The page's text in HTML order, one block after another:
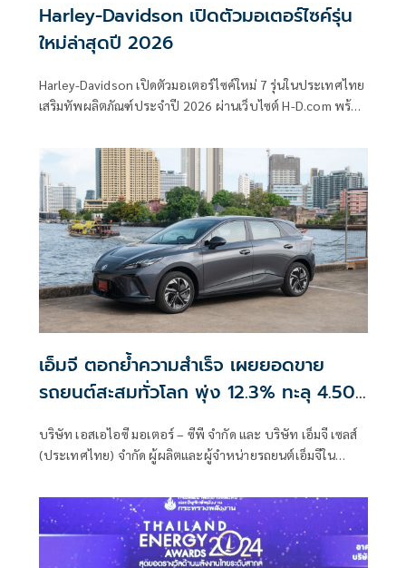
Harley-Davidson เปิดตัวมอเตอร์ไซค์รุ่น
ใหม่ล่าสุดปี 2026
Harley-Davidson เปิดตัวมอเตอร์ไซค์ใหม่ 7 รุ่นในประเทศไทย
เสริมทัพผลิตภัณฑ์ประจำปี 2026 ผ่านเว็บไซต์ H-D.com พร้อม
เอ็มจี ตอกย้ำความสำเร็จ เผยยอดขาย
รถยนต์สะสมทั่วโลก พุ่ง 12.3% ทะลุ 4.507
บริษัท เอสเอไอซี มอเตอร์ – ซีพี จำกัด และ บริษัท เอ็มจี เซลส์
(ประเทศไทย) จำกัด ผู้ผลิตและผู้จำหน่ายรถยนต์เอ็มจีใน